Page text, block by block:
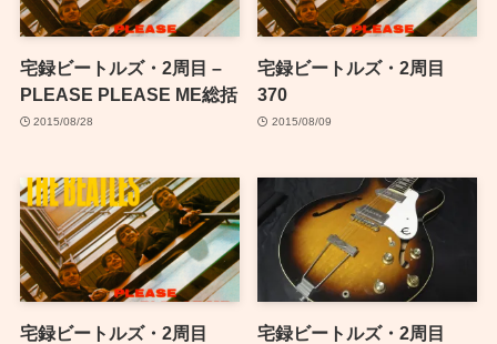
宅録ビートルズ・2周目 –
PLEASE PLEASE ME総括
2015/08/28
宅録ビートルズ・2周目
370
2015/08/09
宅録ビートルズ・2周目
宅録ビートルズ・2周目